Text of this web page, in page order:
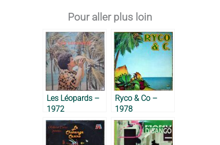
Pour aller plus loin
Les Léopards –
1972
Ryco & Co –
1978